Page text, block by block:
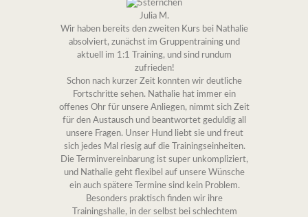
Julia M.
Wir haben bereits den zweiten Kurs bei Nathalie
absolviert, zunächst im Gruppentraining und
aktuell im 1:1 Training, und sind rundum
zufrieden!
Schon nach kurzer Zeit konnten wir deutliche
Fortschritte sehen. Nathalie hat immer ein
offenes Ohr für unsere Anliegen, nimmt sich Zeit
für den Austausch und beantwortet geduldig all
unsere Fragen. Unser Hund liebt sie und freut
sich jedes Mal riesig auf die Trainingseinheiten.
Die Terminvereinbarung ist super unkompliziert,
und Nathalie geht flexibel auf unsere Wünsche
ein auch spätere Termine sind kein Problem.
Besonders praktisch finden wir ihre
Trainingshalle, in der selbst bei schlechtem